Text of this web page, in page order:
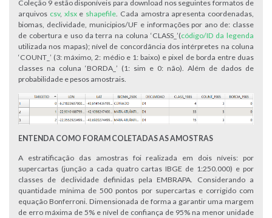
Coleção 9 estão disponíveis para download nos seguintes formatos de
arquivos csv, xlsxe shapefile. Cada amostra apresenta coordenadas,
biomas, declividade, municipios/UF e informações por ano de: classe
de cobertura e uso da terra na coluna ‘CLASS_’(código/ID da legenda
utilizada nos mapas); nível de concordância dos intérpretes na coluna
‘COUNT_’ (3: máximo, 2: médio e 1: baixo) e pixel de borda entre duas
classes na coluna ‘BORDA_’ (1: sim e 0: não). Além de dados de
probabilidade e pesos amostrais.
ENTENDA COMO FORAM COLETADAS AS AMOSTRAS
A estratificação das amostras foi realizada em dois níveis: por
supercartas (junção a cada quatro cartas IBGE de 1:250.000) e por
classes de declividade definidas pela EMBRAPA. Considerando a
quantidade mínima de 500 pontos por supercartas e corrigido com
equação Bonferroni. Dimensionada de forma a garantir uma margem
de erro máxima de 5% e nível de confiança de 95% na menor unidade